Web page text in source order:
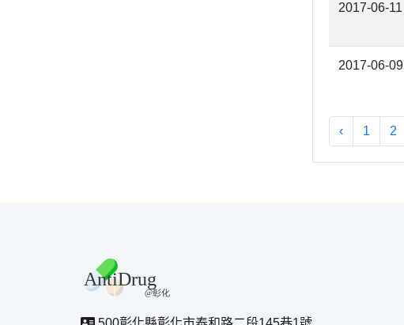
2017-06-11
2017-06-09
‹ 1 2